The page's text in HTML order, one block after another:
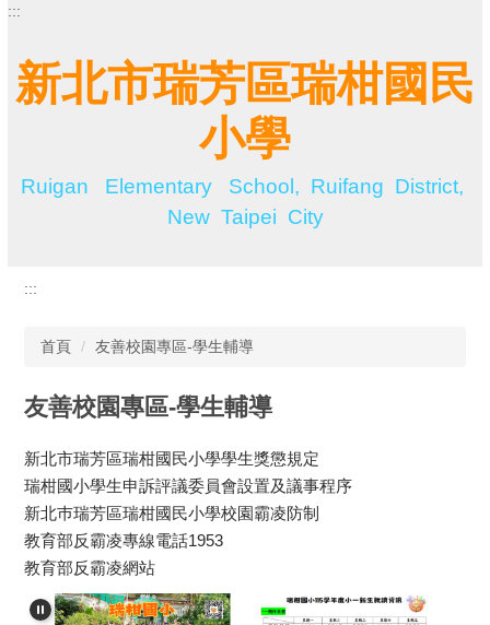
跳
主
要
內
:::
新北市瑞芳區瑞柑國民
小學
Ruigan Elementary School, Ruifang District,
New Taipei City
:::
首頁 友善校園專區-學生輔導
友善校園專區-學生輔導
新北市瑞芳區瑞柑國民小學學生獎懲規定
瑞柑國小學生申訴評議委員會設置及議事程序
新北巿瑞芳區瑞柑國民小學校園霸凌防制
教育部反霸凌專線電話1953
教育部反霸凌網站